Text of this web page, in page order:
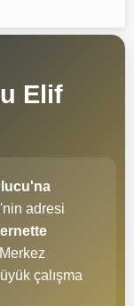
Elif
adresi
çalışma